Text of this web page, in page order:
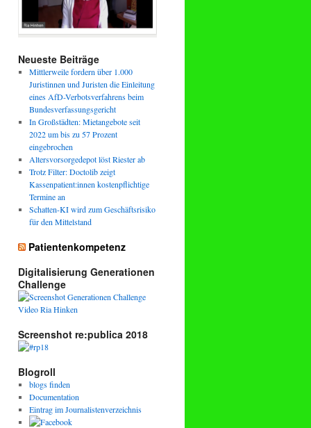
Neueste Beiträge
Mittlerweile fordern über 1.000
Juristinnen und Juristen die Einleitung
eines AfD-Verbotsverfahrens beim
Bundesverfassungsgericht
In Großstädten: Mietangebote seit
2022 um bis zu 57 Prozent
eingebrochen
Altersvorsorgedepot löst Riester ab
Trotz Filter: Doctolib zeigt
Kassenpatient:innen kostenpflichtige
Termine an
Schatten-KI wird zum Geschäftsrisiko
für den Mittelstand
Patientenkompetenz
Digitalisierung Generationen
Challenge
Screenshot re:publica 2018
Blogroll
blogs finden
Documentation
Eintrag im Journalistenverzeichnis